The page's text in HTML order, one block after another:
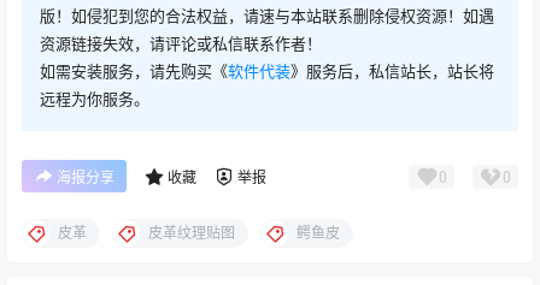
版！如侵犯到您的合法权益，请速与本站联系删除侵权资源！如遇
资源链接失效，请评论或私信联系作者！
如需安装服务，请先购买《软件代装》服务后，私信站长，站长将
远程为你服务。
海报分享 收藏 举报 0 0
皮革 皮革纹理贴图 鳄鱼皮